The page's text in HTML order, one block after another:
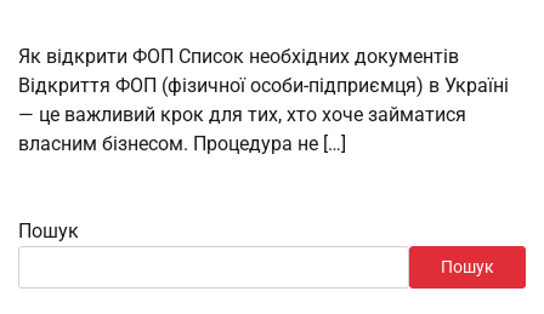
Як відкрити ФОП Список необхідних документів
Відкриття ФОП (фізичної особи-підприємця) в Україні
— це важливий крок для тих, хто хоче займатися
власним бізнесом. Процедура не […]
Пошук
Пошук